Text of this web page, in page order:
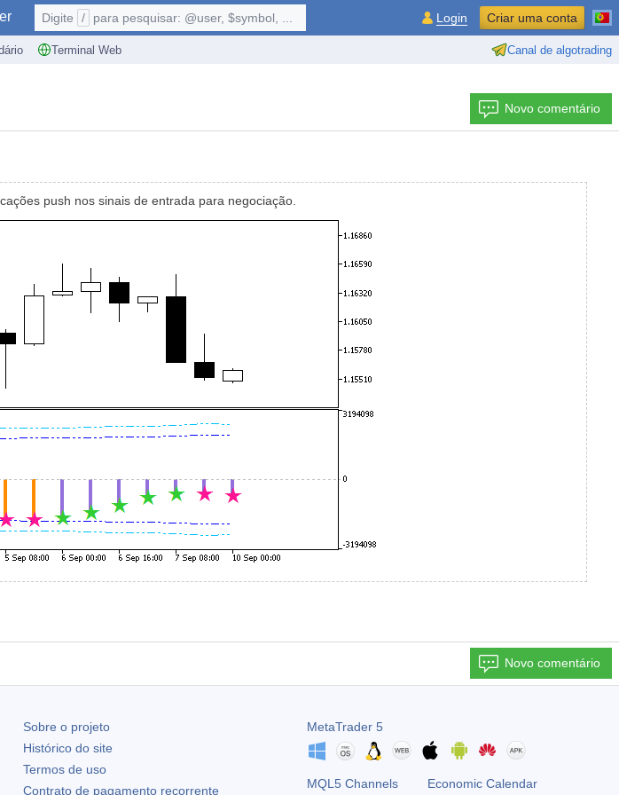
Terminal Web Canal de algotrading
Digite / para pesquisar: @user, $symbol, ... Login Criar uma conta
Novo comentário
push nos sinais de entrada para negociação.
Novo comentário
Sobre o projeto
Histórico do site
Termos de uso
Contrato de pagamento recorrente
MetaTrader 5
MQL5 Channels Economic Calendar